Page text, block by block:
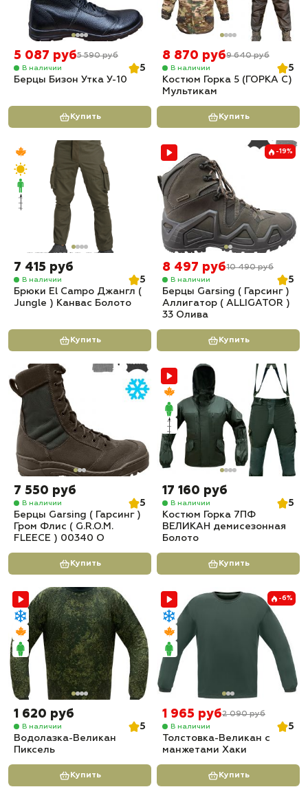
5 087 руб5 590 руб
В наличии
5
Берцы Бизон Утка У-10
Купить
8 870 руб9 640 руб
В наличии
5
Костюм Горка 5 (ГОРКА С)
Мультикам
Купить
7 415 руб
В наличии
5
Брюки El Campo Джангл (
Jungle ) Канвас Болото
Купить
-19%
8 497 руб10 490 руб
В наличии
5
Берцы Garsing ( Гарсинг )
Аллигатор ( ALLIGATOR )
33 Олива
Купить
7 550 руб
В наличии
5
Берцы Garsing ( Гарсинг )
Гром Флис ( G.R.O.M.
FLEECE ) 00340 O
Купить
17 160 руб
В наличии
5
Костюм Горка 7ПФ
ВЕЛИКАН демисезонная
Болото
Купить
1 620 руб
В наличии
5
Водолазка-Великан
Пиксель
Купить
-6%
1 965 руб2 090 руб
В наличии
5
Толстовка-Великан с
манжетами Хаки
Купить